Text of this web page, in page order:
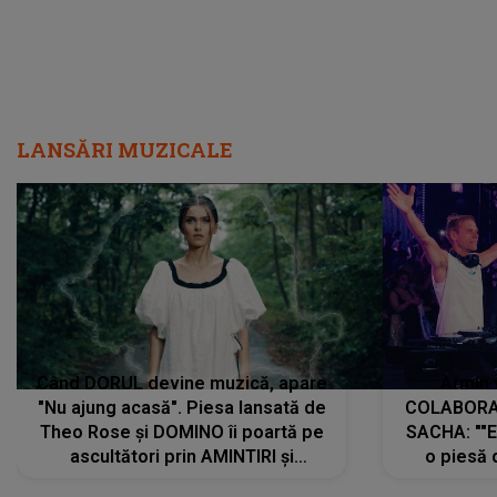
LANSĂRI MUZICALE
Când DORUL devine muzică, apare
"Nu ajung acasă". Piesa lansată de
Theo Rose și DOMINO îi poartă pe
ascultători prin AMINTIRI și
SACHA:
o piesă